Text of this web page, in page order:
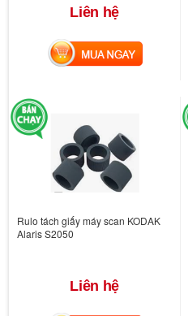
Liên hệ
MUA NGAY
Rulo tách giấy máy scan KODAK
Alaris S2050
Liên hệ